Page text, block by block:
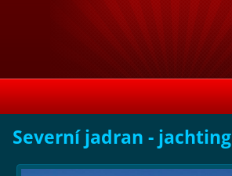
Severní jadran - jachting